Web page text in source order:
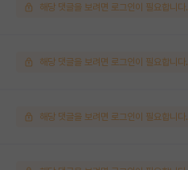
해당 댓글을 보려면 로그인이 필요합니다.
해당 댓글을 보려면 로그인이 필요합니다.
해당 댓글을 보려면 로그인이 필요합니다.